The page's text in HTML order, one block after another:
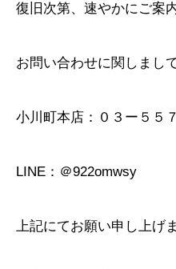
復旧次第、速やかにご案
お問い合わせに関しまし
小川町本店：０３ー５５
LINE：＠922omwsy
上記にてお願い申し上げま